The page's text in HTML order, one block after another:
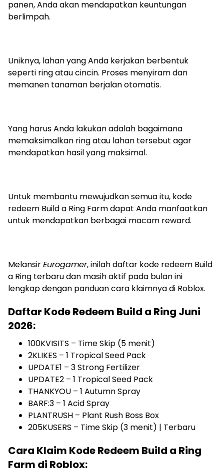
panen, Anda akan mendapatkan keuntungan
berlimpah.
Uniknya, lahan yang Anda kerjakan berbentuk
seperti ring atau cincin. Proses menyiram dan
memanen tanaman berjalan otomatis.
Yang harus Anda lakukan adalah bagaimana
memaksimalkan ring atau lahan tersebut agar
mendapatkan hasil yang maksimal.
Untuk membantu mewujudkan semua itu, kode
redeem Build a Ring Farm dapat Anda manfaatkan
untuk mendapatkan berbagai macam reward.
MelansirEurogamer, inilah daftar kode redeem Build
a Ring terbaru dan masih aktif pada bulan ini
lengkap dengan panduan cara klaimnya di Roblox.
Daftar Kode Redeem Build a Ring Juni
2026:
100KVISITS – Time Skip (5 menit)
2KLIKES – 1 Tropical Seed Pack
UPDATE1 – 3 Strong Fertilizer
UPDATE2 – 1 Tropical Seed Pack
THANKYOU – 1 Autumn Spray
BARF:3 – 1 Acid Spray
PLANTRUSH – Plant Rush Boss Box
205KUSERS – Time Skip (3 menit) | Terbaru
Cara Klaim Kode Redeem Build a Ring
Farm di Roblox: